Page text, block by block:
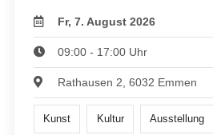
Fr, 7. August 2026
09:00 - 17:00 Uhr
Rathausen 2, 6032 Emmen
Kunst Kultur Ausstellung